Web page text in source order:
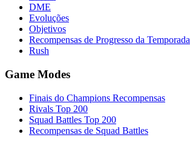
DME
Evoluções
Objetivos
Recompensas de Progresso da Temporada
Rush
Game Modes
Finais do Champions Recompensas
Rivals Top 200
Squad Battles Top 200
Recompensas de Squad Battles